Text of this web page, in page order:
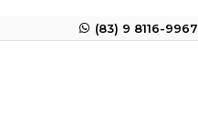
(83) 9 8116-9967